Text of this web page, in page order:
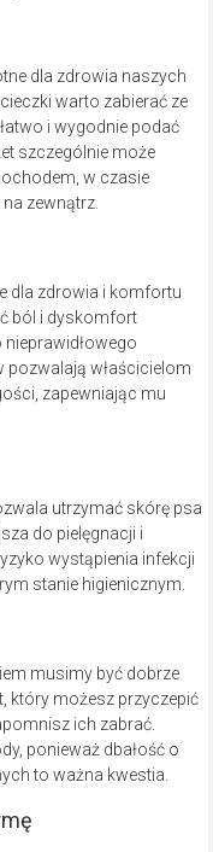
dla zdrowia naszych
warto zabierać ze
i wygodnie podać
szczególnie może
w czasie
zewnątrz.
dla zdrowia i komfortu
ból i dyskomfort
właścicielom
zapewniając mu
utrzymać skórę psa
do pielęgnacji i
wystąpienia infekcji
stanie higienicznym.
musimy być dobrze
który możesz przyczepić
ich zabrać.
ponieważ dbałość o
to ważna kwestia.